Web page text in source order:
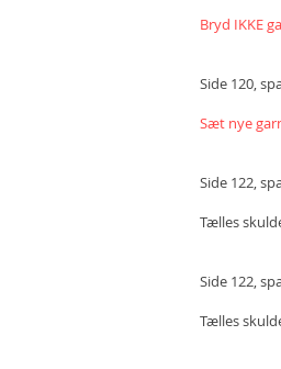
Bryd IKKE
Side 120,
Sæt nye
Side 122,
Tælles
Side 122,
Tælles